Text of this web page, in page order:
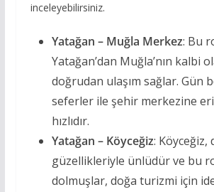
inceleyebilirsiniz.
Yatağan – Muğla Merkez: Bu
Yatağan’dan Muğla’nın kalbi
doğrudan ulaşım sağlar. Gün
seferler ile şehir merkezine
hızlıdır.
Yatağan – Köyceğiz: Köyceğiz,
güzellikleriyle ünlüdür ve bu
dolmuşlar, doğa turizmi için